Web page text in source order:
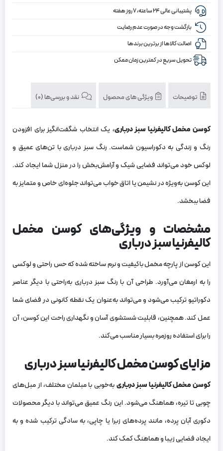
پشتیبانی عالی ۲۴ ساعته، ۷ روز هفته
بازگشت وجه در صورت عدم رضایت
اصالت کالاها از برترین برندها
تحویل سریع در کمترین زمان ممکن
توضیحات ویژگی های محصول نقد و بررسی‌ها (0)
کوسن مخمل کالیفرنیا سبز درباری، یک انتخاب شگفت‌انگیز برای افزودن
رنگ و زندگی به دکوراسیون شماست. رنگ سبز درباری با تن‌های عمیق و
لوکس خود می‌تواند فضایی شیک و آرامش‌بخش را در منزل شما ایجاد کند.
این کوسن به‌ویژه در نشیمن یا اتاق خواب می‌تواند جلوه‌ای خاص و متمایز به
فضا ببخشد.
مشخصات و ویژگی‌های کوسن مخمل
کالیفرنیا سبز درباری
این کوسن از پارچه مخمل باکیفیت و نرم ساخته شده که حس راحتی و لوکسی
را به ارمغان می‌آورد. طراحی آن با رنگ سبز درباری به‌راحتی با دیگر عناصر
دکوراتیو ترکیب می‌شود و می‌تواند به‌عنوان یک نقطه کانونی در فضای شما
عمل کند. همچنین، قابلیت شستشوی آسان و نگهداری راحت این کوسن، آن
را برای استفاده روزمره بسیار مناسب می‌کند.
مزایای کوسن مخمل کالیفرنیا سبز درباری
کوسن مخمل کالیفرنیا سبز درباریبه‌خوبی با مبلمان مختلف، از مبل‌های
چوبی تا تیره، هماهنگ می‌شود. این رنگ عمیق می‌تواند با دیگر محصولات
دکوری آبان پرده، مانند پرده‌های زبرا یا چاپی، به سادگی ترکیب شده و به
ایجاد فضایی زیبا و هماهنگ کمک کند.